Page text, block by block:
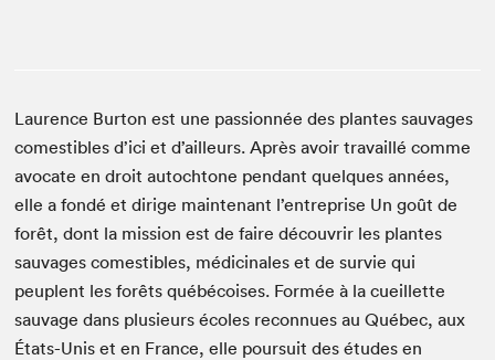
Laurence Burton est une passionnée des plantes sauvages
comestibles d’ici et d’ailleurs. Après avoir travaillé comme
avocate en droit autochtone pendant quelques années,
elle a fondé et dirige maintenant l’entreprise Un goût de
forêt, dont la mission est de faire découvrir les plantes
sauvages comestibles, médicinales et de survie qui
peuplent les forêts québécoises. Formée à la cueillette
sauvage dans plusieurs écoles reconnues au Québec, aux
États-Unis et en France, elle poursuit des études en